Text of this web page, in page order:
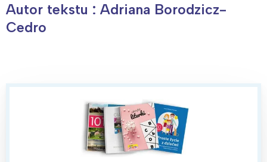
Autor tekstu : Adriana Borodzicz-
Cedro